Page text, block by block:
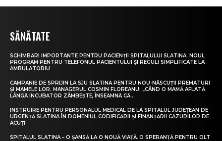
SĂNĂTATE
SCHIMBĂRI IMPORTANTE PENTRU PACIENȚII SPITALULUI SLATINA. NOUL
PROGRAM PENTRU TELEFONUL PACIENTULUI ȘI REGULI SIMPLIFICATE LA
AMBULATORIU
CAMPANIE DE SPRIJIN LA SJU SLATINA PENTRU NOU-NĂSCUȚII PREMATURI
ȘI MAMELE LOR. MANAGERUL COSMIN FLOREANU: „CÂND O MAMĂ AFLATĂ
LÂNGĂ INCUBATOR ZÂMBEȘTE, ÎNSEAMNĂ CĂ...
INSTRUIRE PENTRU PERSONALUL MEDICAL DE LA SPITALUL JUDEȚEAN DE
URGENȚĂ SLATINA ÎN DOMENIUL CODIFICĂRII ȘI FINANȚĂRII CAZURILOR DE
ACUȚI
SPITALUL SLATINA – O ȘANSĂ LA O NOUĂ VIAȚĂ, O SPERANȚĂ PENTRU OLT